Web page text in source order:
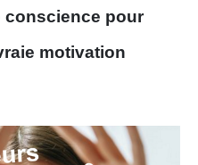
conscience pour
motivation